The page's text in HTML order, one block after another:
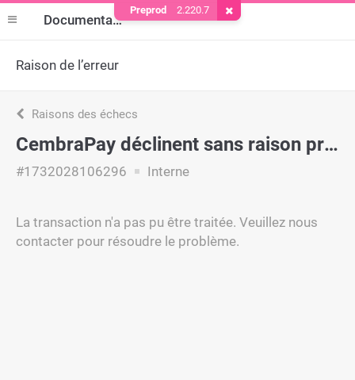
Documentation
Raison de l’erreur
Raisons des échecs
CembraPay déclinent sans raison précise.
#1732028106296 Interne
La transaction n'a pas pu être traitée. Veuillez nous
contacter pour résoudre le problème.
Preprod 2.220.7 Supprimer le cookie